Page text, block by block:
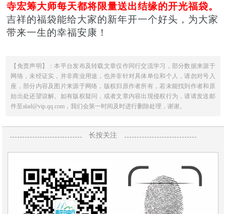
寺宏筹大师每天都将限量送出结缘的开光福袋。
吉祥的福袋能给大家的新年开一个好头，为大家
带来一生的幸福安康！
【免责声明】：本平台发布及转载文章仅作同行交流学习，部分数据来源于
网络，未经证实，并非商业用途，也并非针对具体单位和个人，请勿对号入
座，部分内容及图片来源于网络，版权归原作者所有，若未能找到作者和原
始出处还望谅解。如有版权疑问，或者文章内容出现侵权行为，请请发送邮
件至alad@vip.qq.com，我们会第一时间及时进行删除处理，谢谢。
长按关注